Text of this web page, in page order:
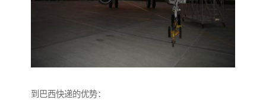
到巴西快递的优势：